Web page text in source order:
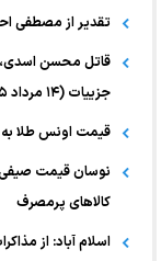
تقدیر از مصطفی
قاتل محسن
جزییات (۱۴ مرداد ۱۴۰۵)
قیمت اونس طلا به
نوسان قیمت
کالا‌های پرمصرف
اسلام آباد: از